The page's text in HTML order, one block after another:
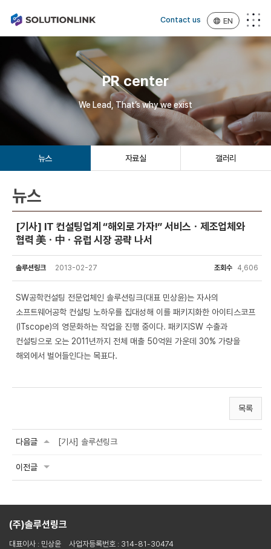
Contact us EN
PR center
We Lead, That’s why we exist
뉴스 자료실 갤러리
뉴스
[기사] IT 컨설팅업계 “해외로 가자!” 서비스ㆍ제조업체와
협력 美ㆍ中ㆍ유럽 시장 공략 나서
솔루션링크 2013-02-27 조회수 4,606
SW공학컨설팅 전문업체인 솔루션링크(대표 민상윤)는 자사의
소프트웨어공학 컨설팅 노하우를 집대성해 이를 패키지화한 아이티스코프
(ITscope)의 영문화하는 작업을 진행 중이다. 패키지SW 수출과
컨설팅으로 오는 2011년까지 전체 매출 50억원 가운데 30% 가량을
해외에서 벌어들인다는 목표다.
목록
다음글 [기사] 솔루션링크
이전글
(주)솔루션링크
대표이사 : 민상윤
사업자등록번호 : 314-81-30474